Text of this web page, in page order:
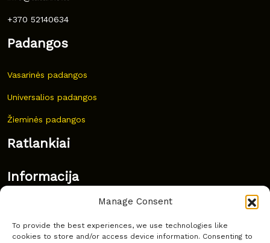
Manage Consent
To provide the best experiences, we use technologies like
cookies to store and/or access device information. Consenting to
+370 52140634
Padangos
Vasarinės padangos
Universalios padangos
Žieminės padangos
Ratlankiai
Informacija
Dažnai užduodami klausimai